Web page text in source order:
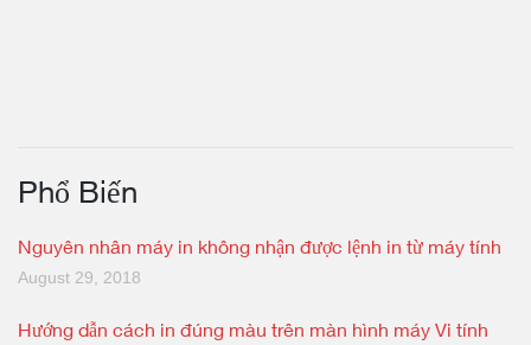
Phổ Biến
Nguyên nhân máy in không nhận được lệnh in từ máy tính
August 29, 2018
Hướng dẫn cách in đúng màu trên màn hình máy Vi tính